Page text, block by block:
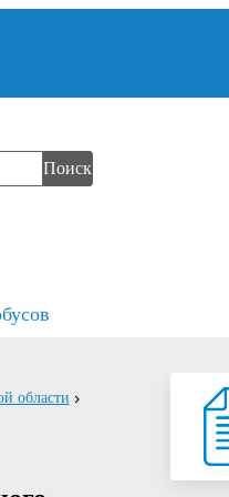
Поиск
области